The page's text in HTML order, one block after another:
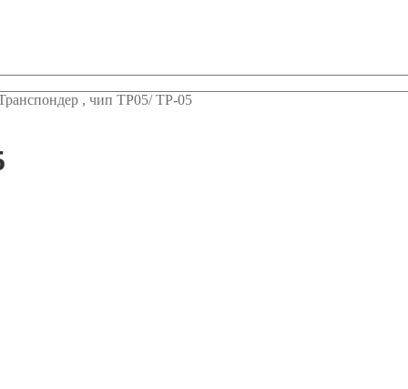
, чип TP05/ ТР-05